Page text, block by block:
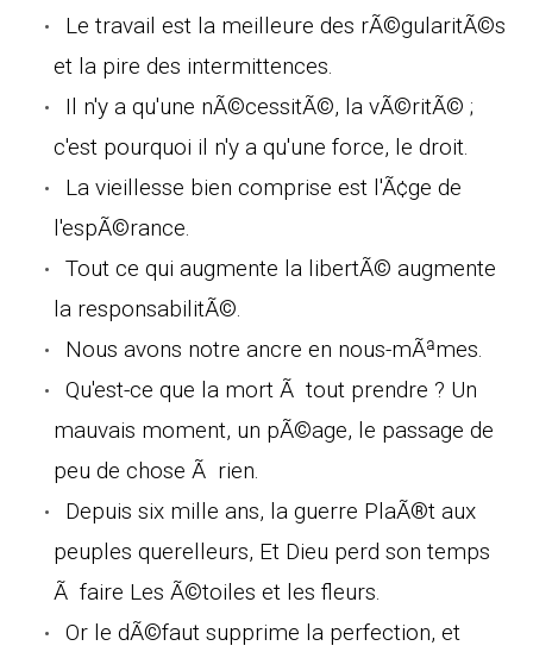
Le travail est la meilleure des rÃ©gularitÃ©s
et la pire des intermittences.
Il n'y a qu'une nÃ©cessitÃ©, la vÃ©ritÃ© ;
c'est pourquoi il n'y a qu'une force, le droit.
La vieillesse bien comprise est l'Ã¢ge de
l'espÃ©rance.
Tout ce qui augmente la libertÃ© augmente
la responsabilitÃ©.
Nous avons notre ancre en nous-mÃªmes.
Qu'est-ce que la mort Ã tout prendre ? Un
mauvais moment, un pÃ©age, le passage de
peu de chose Ã rien.
Depuis six mille ans, la guerre PlaÃ®t aux
peuples querelleurs, Et Dieu perd son temps
Ã faire Les Ã©toiles et les fleurs.
Or le dÃ©faut supprime la perfection, et